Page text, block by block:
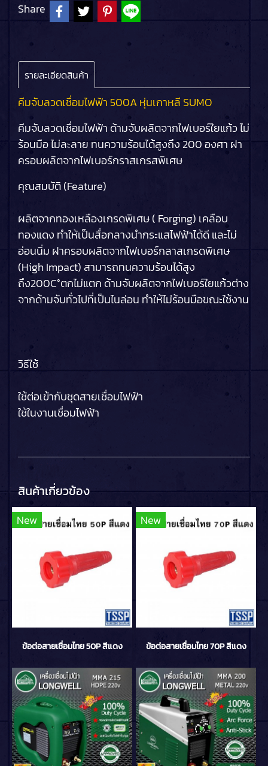
Share
รายละเอียดสินค้า
คีมจับลวดเชื่อมไฟฟ้า 500A หุ่นเกาหลี SUMO
คีมจับลวดเชื่อมไฟฟ้า ด้ามจับผลิตจากไฟเบอร์ใยแก้ว ไม่
ร้อนมือ ไม่ละลาย ทนความร้อนได้สูงถึง 200 องศา ฝา
ครอบผลิตจากไฟเบอร์กราสเกรสพิเศษ
คุณสมบัติ (Feature)
ผลิตจากทองเหลืองเกรดพิเศษ ( Forging) เคลือบ
ทองแดง ทำให้เป็นสื่อกลางนำกระแสไฟฟ้าได้ดี และไม่
อ่อนนิ่ม ฝาครอบผลิตจากไฟเบอร์กลาสเกรดพิเศษ
(High Impact) สามารถทนความร้อนได้สูง
ถึง200C°ตกไม่แตก ด้ามจับผลิตจากไฟเบอร์ใยแก้วต่าง
จากด้ามจับทั่วไปที่เป็นไนล่อน ทำให้ไม่ร้อนมือขณะใช้งาน
วิธีใช้
ใช้ต่อเข้ากับชุดสายเชื่อมไฟฟ้า
ใช้ในงานเชื่อมไฟฟ้า
สินค้าเกี่ยวข้อง
New
ข้อต่อสายเชื่อมไทย 50P สีแดง
New
ข้อต่อสายเชื่อมไทย 70P สีแดง